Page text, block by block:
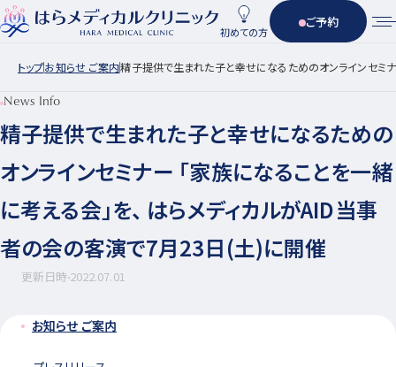
初めての方
ご予約
トップお知らせ ご案内精子提供で生まれた子と幸せになるためのオンラインセミ
News Info
精子提供で生まれた子と幸せになるための
オンラインセミナー 「家族になることを一緒
に考える会」を、 はらメディカルがAID当事
者の会の客演で7月23日(土)に開催
更新日時2022.07.01
お知らせ ご案内